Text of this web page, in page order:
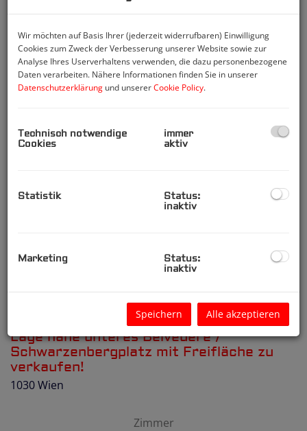
Zimmer-Wohnung mit
1040 Wien
Zimmer
2
Fläche
ca. 71,82 m2
1.757,77 €
3-Zimmer-Wohnung in fantastischer
Lage nahe unteres Belvedere /
Schwarzenbergplatz mit Freifläche zu
verkaufen!
1030 Wien
Zimmer
Wir möchten auf Basis Ihrer (jederzeit widerrufbaren) Einwilligung
Cookies zum Zweck der Verbesserung unserer Website sowie zur
Analyse Ihres Userverhaltens verwenden, die dazu personenbezogene
Daten verarbeiten. Nähere Informationen finden Sie in unserer
Datenschutzerklärung und unsererCookie Policy.
Technisch notwendige
Cookies
immer
aktiv
Statistik
Status:
inaktiv
Marketing
Status:
inaktiv
Speichern Alle akzeptieren